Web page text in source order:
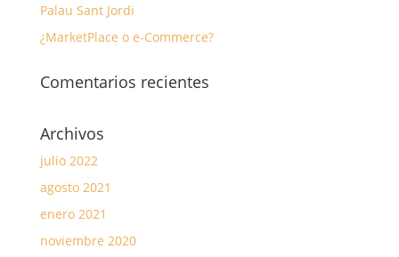
Palau Sant Jordi
¿MarketPlace o e-Commerce?
Comentarios recientes
Archivos
julio 2022
agosto 2021
enero 2021
noviembre 2020